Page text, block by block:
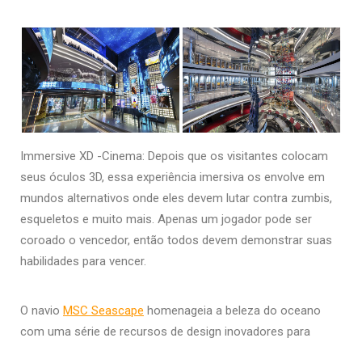
Immersive XD -Cinema: Depois que os visitantes colocam
seus óculos 3D, essa experiência imersiva os envolve em
mundos alternativos onde eles devem lutar contra zumbis,
esqueletos e muito mais. Apenas um jogador pode ser
coroado o vencedor, então todos devem demonstrar suas
habilidades para vencer.
O navio MSC Seascape homenageia a beleza do oceano
com uma série de recursos de design inovadores para